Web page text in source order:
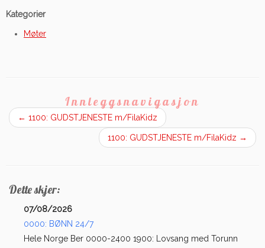
Kategorier
Møter
Innleggsnavigasjon
← 1100: GUDSTJENESTE m/FilaKidz
1100: GUDSTJENESTE m/FilaKidz →
Dette skjer:
07/08/2026
0000: BØNN 24/7
Hele Norge Ber 0000-2400 1900: Lovsang med Torunn